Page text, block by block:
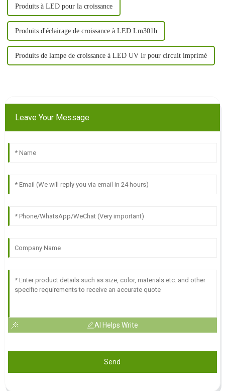
Produits à LED pour la croissance
Produits d'éclairage de croissance à LED Lm301h
Produits de lampe de croissance à LED UV Ir pour circuit imprimé
Leave Your Message
AI Helps Write
Send